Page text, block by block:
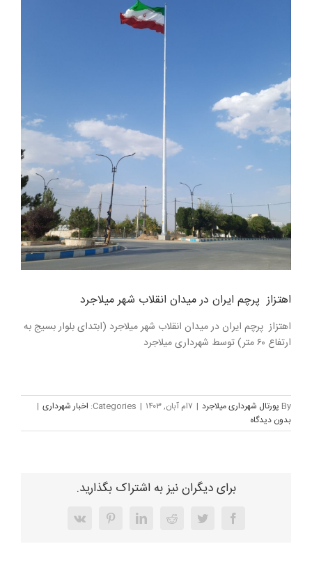
اهتزاز پرچم ايران در میدان انقلاب شهر میلاجرد
اهتزاز پرچم ايران در میدان انقلاب شهر میلاجرد (ابتدای بلوار بسیج به
ارتفاع ۶۰ متر) توسط شهرداری میلاجرد
By پورتال شهرداری میلاجرد | ۷ام آبان, ۱۴۰۳ |
Categories: اخبار شهرداری |
بدون ديدگاه
برای دیگران نیز به اشتراک بگذارید.
Facebook
Twitter
Reddit
LinkedIn
Pinterest
Vk